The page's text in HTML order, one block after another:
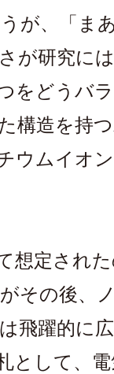
が、「ま
が研究に
をどうバ
構造を持
ウムイオ
想定され
その後、
飛躍的に
として、